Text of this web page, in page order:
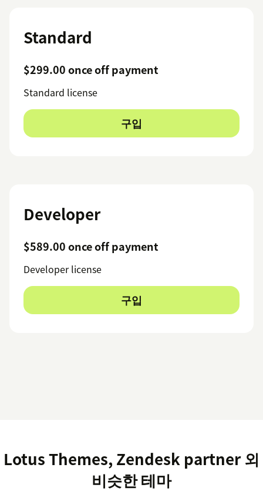
Standard
$299.00 once off payment
Standard license
구입
Developer
$589.00 once off payment
Developer license
구입
Lotus Themes, Zendesk partner 외
비슷한 테마